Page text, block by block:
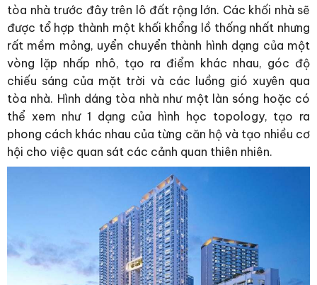
tòa nhà trước đây trên lô đất rộng lớn. Các khối nhà sẽ
được tổ hợp thành một khối khổng lồ thống nhất nhưng
rất mềm mỏng, uyển chuyển thành hình dạng của một
vòng lặp nhấp nhô, tạo ra điểm khác nhau, góc độ
chiếu sáng của mặt trời và các luồng gió xuyên qua
tòa nhà. Hình dáng tòa nhà như một làn sóng hoặc có
thể xem như 1 dạng của hình học topology, tạo ra
phong cách khác nhau của từng căn hộ và tạo nhiều cơ
hội cho việc quan sát các cảnh quan thiên nhiên.